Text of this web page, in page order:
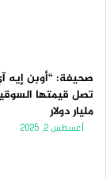
مليار دولار
أغسطس 2, 2025